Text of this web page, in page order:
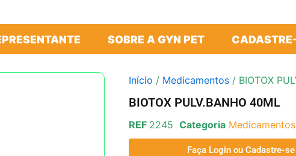
SOBRE A GYN PET
Início / Medicamentos / BIOTOX
BIOTOX PULV.BANHO 40ML
REF 2245 Categoria Medicamentos
Faça Login ou Cadastre-